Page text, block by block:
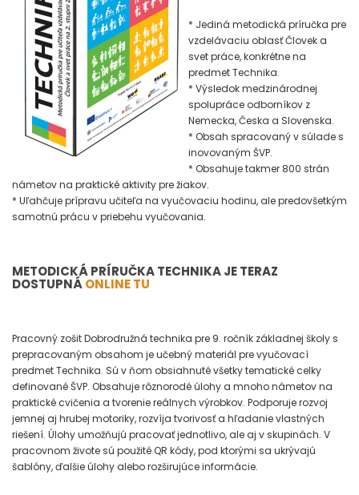
* Jediná metodická príručka pre
vzdelávaciu oblasť Človek a
svet práce, konkrétne na
predmet Technika.
* Výsledok medzinárodnej
spolupráce odborníkov z
Nemecka, Česka a Slovenska.
* Obsah spracovaný v súlade s
inovovaným ŠVP.
* Obsahuje takmer 800 strán
námetov na praktické aktivity pre žiakov.
* Uľahčuje prípravu učiteľa na vyučovaciu hodinu, ale predovšetkým
samotnú prácu v priebehu vyučovania.
METODICKÁ PRÍRUČKA TECHNIKA JE TERAZ
DOSTUPNÁONLINE TU
Pracovný zošit Dobrodružná technika pre 9. ročník základnej školy s
prepracovaným obsahom je učebný materiál pre vyučovací
predmet Technika. Sú v ňom obsiahnuté všetky tematické celky
definované ŠVP. Obsahuje rôznorodé úlohy a mnoho námetov na
praktické cvičenia a tvorenie reálnych výrobkov. Podporuje rozvoj
jemnej aj hrubej motoriky, rozvíja tvorivosť a hľadanie vlastných
riešení. Úlohy umožňujú pracovať jednotlivo, ale aj v skupinách. V
pracovnom živote sú použité QR kódy, pod ktorými sa ukrývajú
šablóny, ďalšie úlohy alebo rozširujúce informácie.